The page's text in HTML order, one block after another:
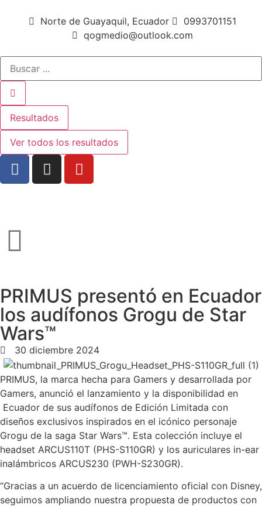
Norte de Guayaquil, Ecuador
0993701151
qogmedio@outlook.com
Resultados
Ver todos los resultados
PRIMUS presentó en Ecuador
los audífonos Grogu de Star
Wars™
30 diciembre 2024
PRIMUS, la marca hecha para Gamers y desarrollada por
Gamers, anunció el lanzamiento y la disponibilidad en
Ecuador de sus audífonos de Edición Limitada con
diseños exclusivos inspirados en el icónico personaje
Grogu de la saga Star Wars™. Esta colección incluye el
headset ARCUS110T (PHS-S110GR) y los auriculares in-ear
inalámbricos ARCUS230 (PWH-S230GR).
“Gracias a un acuerdo de licenciamiento oficial con Disney,
seguimos ampliando nuestra propuesta de productos con